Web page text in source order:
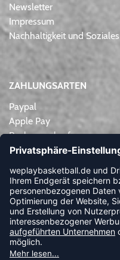
Newsletter
Impressum
Nachhaltigkeit und Soziales
ZAHLUNGSARTEN
Paypal
Apple Pay
Rechnungskauf
Lastschrift
Kreditkarte
Vorkasse
NEWSLETTER